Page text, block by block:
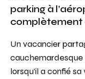
parking à
complètement
Un vacancier
cauchemardesque
lorsqu’il a confié